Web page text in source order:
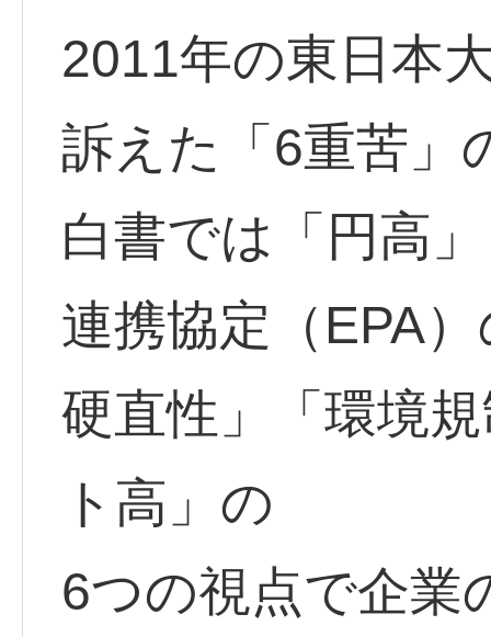
2011年の東日本
訴えた「6重苦」
白書では「円高
連携協定（EPA
硬直性」「環境
ト高」の
6つの視点で企業